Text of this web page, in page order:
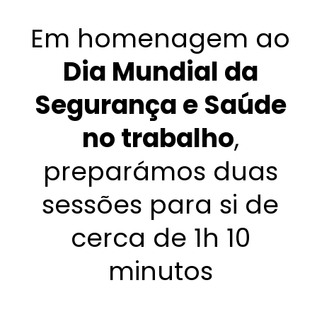
Em homenagem ao
Dia Mundial da
Segurança e Saúde
no trabalho,
preparámos duas
sessões para si de
cerca de 1h 10
minutos